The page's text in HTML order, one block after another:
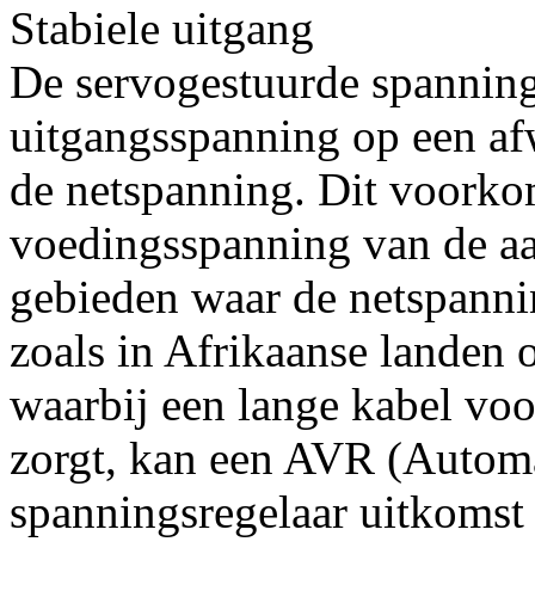
Stabiele uitgang
De servogestuurde
uitgangsspanning op een
de netspanning. Dit
voedingsspanning van de
gebieden waar de
zoals in Afrikaanse landen
waarbij een lange kabel
zorgt, kan een AVR
spanningsregelaar